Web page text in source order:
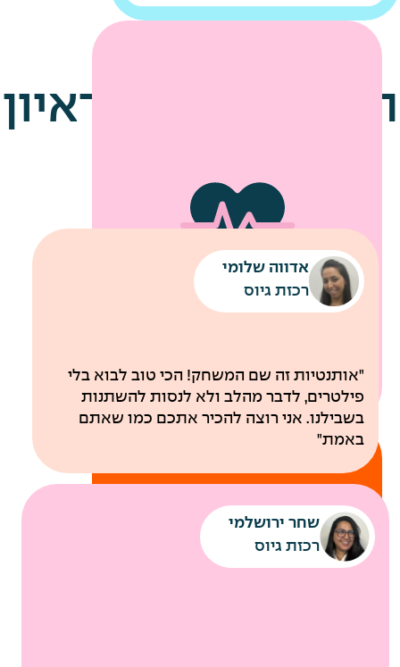
שירותי מוניות לחניונים
רכבת קלה עד למשרדי החברה
לבריאות
הטיפים שלנו לראיון
אדווה שלומי
רכזת גיוס
"אותנטיות זה שם המשחק! הכי טוב לבוא בלי
פילטרים, לדבר מהלב ולא לנסות להשתנות
בשבילנו. אני רוצה להכיר אתכם כמו שאתם
באמת"
שחר ירושלמי
רכזת גיוס